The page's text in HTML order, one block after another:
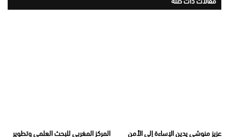
عزيز منوشي يدين الإساءة إلى الأمن المركز المغربي للبحث العلمي وتطوير